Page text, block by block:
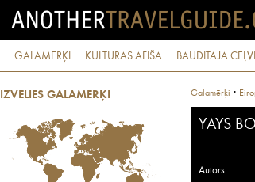
GALAMĒRĶI KULTŪRAS AFIŠA BAUDĪTĀJA
IZVĒLIES GALAMĒRĶI Galamērķi ·
YAYS
Autors: